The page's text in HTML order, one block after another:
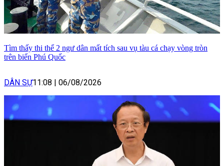
Tìm thấy thi thể 2 ngư dân mất tích sau vụ tàu cá chạy vòng tròn
trên biển Phú Quốc
DÂN SỰ11:08 06/08/2026